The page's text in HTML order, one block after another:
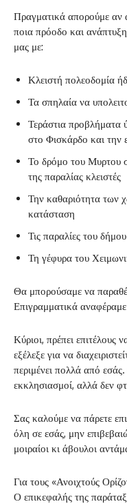
Πραγματικά απορούμε αν
ποια πρόοδο και
μας με:
Κλειστή πολεοδομία
Τα σπηλαία να
Τεράστια προβλήματα
στο Φισκάρδο και την
Το δρόμο του Μυρτου
της παραλίας κλειστές
Την καθαριότητα των
κατάσταση
Τις παραλίες του
Τη γέφυρα του
Θα μπορούσαμε να
Επιγραμματικά
Κύριοι, πρέπει επιτέλους
εξέλεξε για να
περιμένει πολλά από
εκκλησιασμοί, αλλά δεν
Σας καλούμε να πάρετε
όλη σε εσάς, μην
μοιραίοι κι άβουλοι
Για τους «Ανοιχτούς
Ο επικεφαλής της